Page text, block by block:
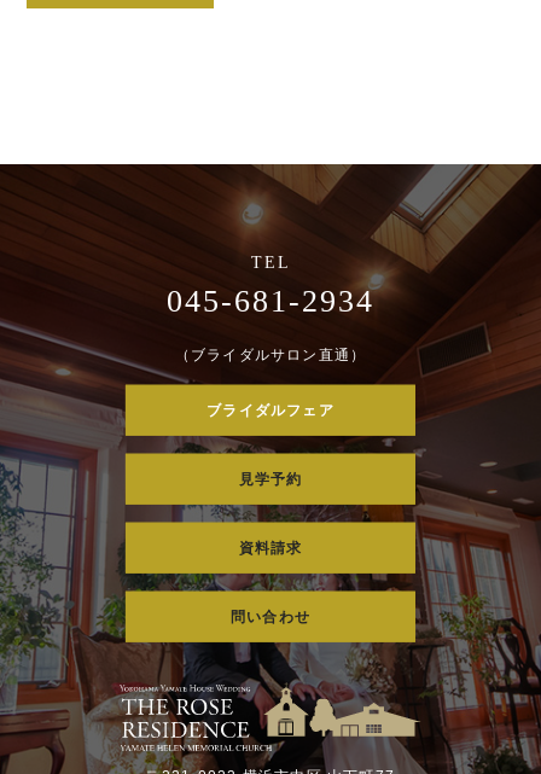
045-681-2934
（ブライダルサロン直通）
ブライダルフェア
見学予約
資料請求
問い合わせ